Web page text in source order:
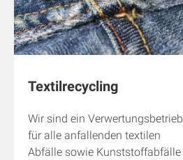
Textilrecycling
Wir sind ein Verwertungsbetrieb
für alle anfallenden textilen
Abfälle sowie Kunststoffabfälle